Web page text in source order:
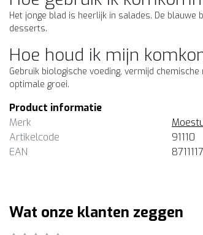
Het jonge blad is heerlijk in salades. De
desserts.
Hoe houd ik mijn
Gebruik biologische voeding, vermijd
optimale groei.
Product informatie
Merk
Artikelcode
91110
EAN
Wat onze klanten zeggen